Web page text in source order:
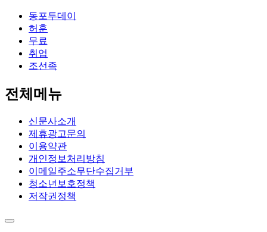
동포투데이
허훈
무료
취업
조선족
전체메뉴
신문사소개
제휴광고문의
이용약관
개인정보처리방침
이메일주소무단수집거부
청소년보호정책
저작권정책